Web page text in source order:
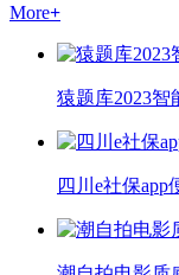
More+
猿题库2023智
四川e社保app